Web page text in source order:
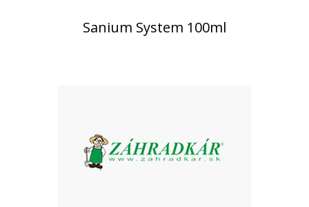
Sanium System 100ml